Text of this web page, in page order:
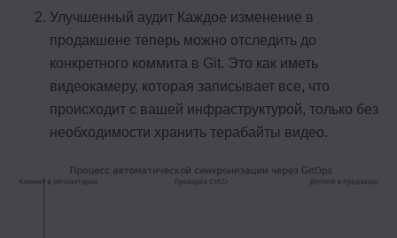
Улучшенный аудит Каждое изменение в
продакшене теперь можно отследить до
конкретного коммита в Git. Это как иметь
видеокамеру, которая записывает все, что
происходит с вашей инфраструктурой, только без
необходимости хранить терабайты видео.